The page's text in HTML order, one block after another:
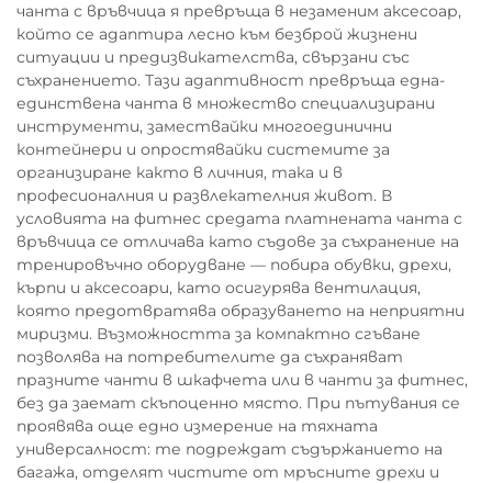
чанта с връвчица я превръща в незаменим аксесоар,
който се адаптира лесно към безброй жизнени
ситуации и предизвикателства, свързани със
съхранението. Тази адаптивност превръща една-
единствена чанта в множество специализирани
инструменти, замествайки многоединични
контейнери и опростявайки системите за
организиране както в личния, така и в
професионалния и развлекателния живот. В
условията на фитнес средата платнената чанта с
връвчица се отличава като съдове за съхранение на
тренировъчно оборудване — побира обувки, дрехи,
кърпи и аксесоари, като осигурява вентилация,
която предотвратява образуването на неприятни
миризми. Възможността за компактно сгъване
позволява на потребителите да съхраняват
празните чанти в шкафчета или в чанти за фитнес,
без да заемат скъпоценно място. При пътувания се
проявява още едно измерение на тяхната
универсалност: те подреждат съдържанието на
багажа, отделят чистите от мръсните дрехи и